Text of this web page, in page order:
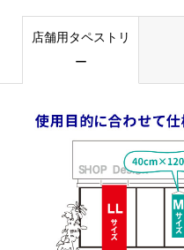
店舗用タペストリ
ー